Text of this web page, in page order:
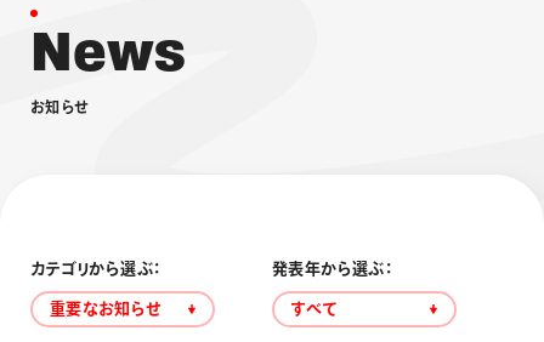
商品を探す
ブラッシュ（筆）
採用情報
運営会社
News
お知 らせ
カテゴリから選ぶ：
重要なお知らせ
発表年から選ぶ：
すべて